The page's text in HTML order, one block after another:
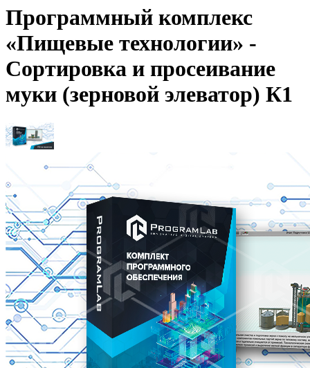
Программный комплекс
«Пищевые технологии» -
Сортировка и просеивание
муки (зерновой элеватор) К1